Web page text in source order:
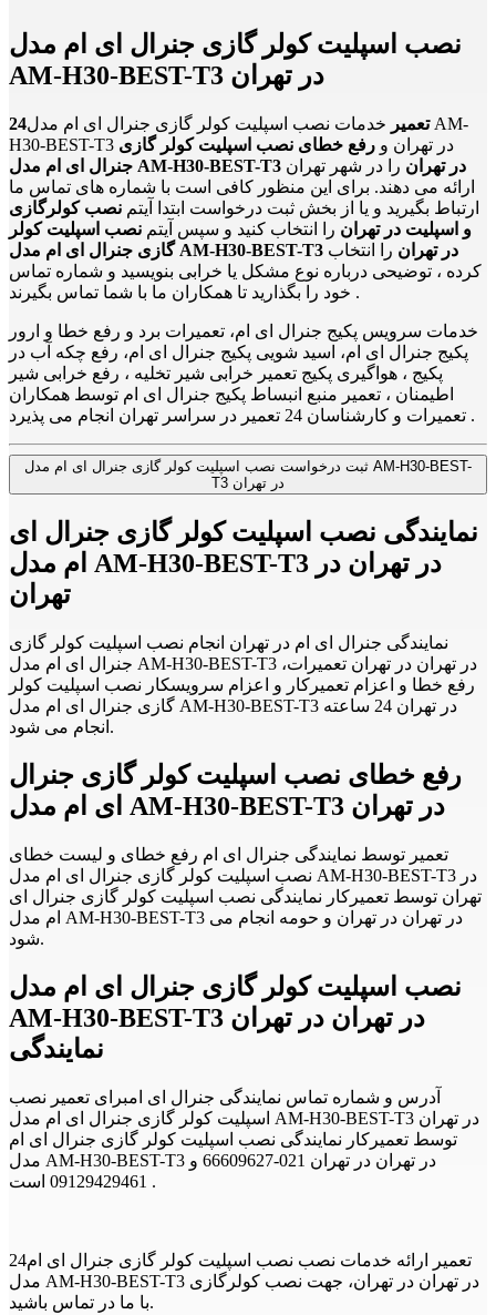
نصب اسپلیت کولر گازی جنرال ای ام مدل
AM-H30-BEST-T3 در تهران
24تعمیر خدمات نصب اسپلیت کولر گازی جنرال ای ام مدل AM-
H30-BEST-T3 در تهران و رفع خطای نصب اسپلیت کولر گازی
جنرال ای ام مدل AM-H30-BEST-T3 در تهران را در شهر تهران
ارائه می دهند. برای این منظور کافی است با شماره های تماس ما
ارتباط بگیرید و یا از بخش ثبت درخواست ابتدا آیتم نصب کولرگازی
و اسپلیت در تهران را انتخاب کنید و سپس آیتم نصب اسپلیت کولر
گازی جنرال ای ام مدل AM-H30-BEST-T3 در تهران را انتخاب
کرده ، توضیحی درباره نوع مشکل یا خرابی بنویسید و شماره تماس
خود را بگذارید تا همکاران ما با شما تماس بگیرند .
خدمات سرویس پکیج جنرال ای ام، تعمیرات برد و رفع خطا و ارور
پکیج جنرال ای ام، اسید شویی پکیج جنرال ای ام، رفع چکه آب در
پکیج ، هواگیری پکیج تعمیر خرابی شیر تخلیه ، رفع خرابی شیر
اطیمنان ، تعمیر منبع انبساط پکیج جنرال ای ام توسط همکاران
تعمیرات و کارشناسان 24 تعمیر در سراسر تهران انجام می پذیرد .
ثبت درخواست نصب اسپلیت کولر گازی جنرال ای ام مدل AM-H30-BEST-
T3 در تهران
نمایندگی نصب اسپلیت کولر گازی جنرال ای
ام مدل AM-H30-BEST-T3 در تهران در
تهران
نمایندگی جنرال ای ام در تهران انجام نصب اسپلیت کولر گازی
جنرال ای ام مدل AM-H30-BEST-T3 در تهران در تهران تعمیرات،
رفع خطا و اعزام تعمیرکار و اعزام سرویسکار نصب اسپلیت کولر
گازی جنرال ای ام مدل AM-H30-BEST-T3 در تهران 24 ساعته
انجام می شود.
رفع خطای نصب اسپلیت کولر گازی جنرال
ای ام مدل AM-H30-BEST-T3 در تهران
تعمیر توسط نمایندگی جنرال ای ام رفع خطای و لیست خطای
نصب اسپلیت کولر گازی جنرال ای ام مدل AM-H30-BEST-T3 در
تهران توسط تعمیرکار نمایندگی نصب اسپلیت کولر گازی جنرال ای
ام مدل AM-H30-BEST-T3 در تهران در تهران و حومه انجام می
شود.
نصب اسپلیت کولر گازی جنرال ای ام مدل
AM-H30-BEST-T3 در تهران در تهران
نمایندگی
آدرس و شماره تماس نمایندگی جنرال ای امبرای تعمیر نصب
اسپلیت کولر گازی جنرال ای ام مدل AM-H30-BEST-T3 در تهران
توسط تعمیرکار نمایندگی نصب اسپلیت کولر گازی جنرال ای ام
مدل AM-H30-BEST-T3 در تهران در تهران 021-66609627 و
09129429461 است .
24تعمیر ارائه خدمات نصب نصب اسپلیت کولر گازی جنرال ای ام
مدل AM-H30-BEST-T3 در تهران در تهران، جهت نصب کولرگازی
با ما در تماس باشید.